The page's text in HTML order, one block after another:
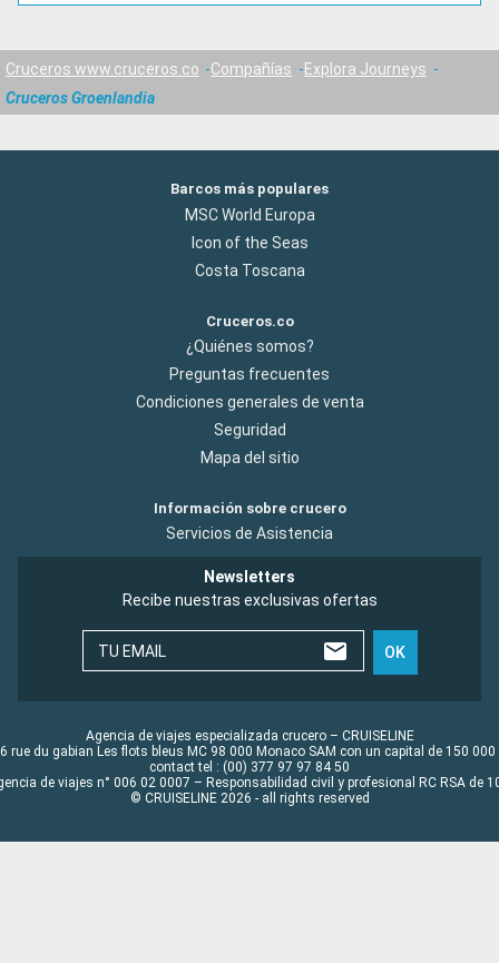
Cruceros www.cruceros.co Compañías
Explora Journeys
Cruceros Groenlandia
Barcos más populares
MSC World Europa
Icon of the Seas
Costa Toscana
Cruceros.co
¿Quiénes somos?
Preguntas frecuentes
Condiciones generales de venta
Seguridad
Mapa del sitio
Información sobre crucero
Servicios de Asistencia
Newsletters
Recibe nuestras exclusivas ofertas
TU EMAIL OK
Agencia de viajes especializada crucero – CRUISELINE
rue du gabian Les flots bleus MC 98 000 Monaco SAM con un capital de 150 000
contact tel : (00) 377 97 97 84 50
de viajes n° 006 02 0007 – Responsabilidad civil y profesional RC RSA de
© CRUISELINE 2026 - all rights reserved